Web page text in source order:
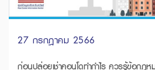
27 กรกฎาคม 2566
ก่อนปล่อยเช่าคอนโดทำกำไร